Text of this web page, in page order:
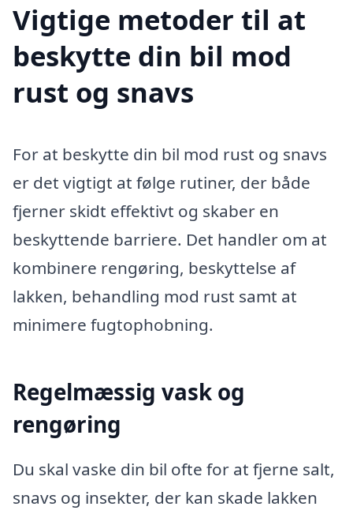
Vigtige metoder til at
beskytte din bil mod
rust og snavs
For at beskytte din bil mod rust og snavs
er det vigtigt at følge rutiner, der både
fjerner skidt effektivt og skaber en
beskyttende barriere. Det handler om at
kombinere rengøring, beskyttelse af
lakken, behandling mod rust samt at
minimere fugtophobning.
Regelmæssig vask og
rengøring
Du skal vaske din bil ofte for at fjerne salt,
snavs og insekter, der kan skade lakken